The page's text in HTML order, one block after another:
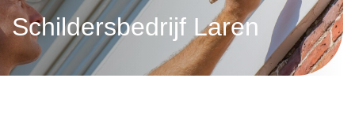
Schildersbedrijf Laren